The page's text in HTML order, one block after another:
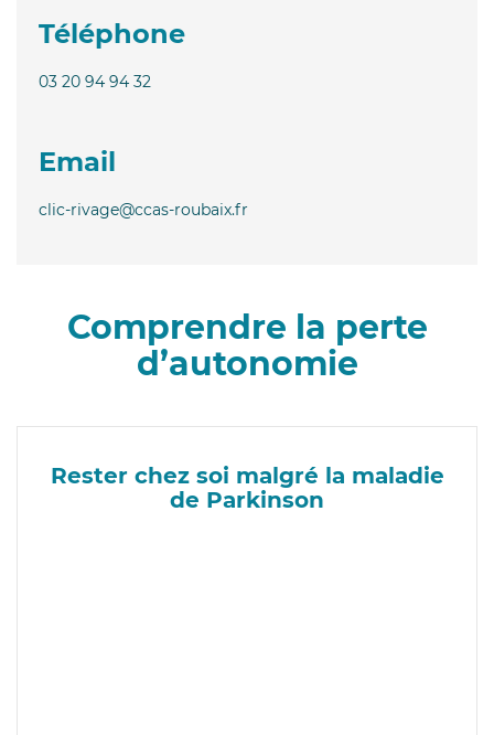
Téléphone
03 20 94 94 32
Email
clic-rivage@ccas-roubaix.fr
Comprendre la perte
d’autonomie
Rester chez soi malgré la maladie
de Parkinson